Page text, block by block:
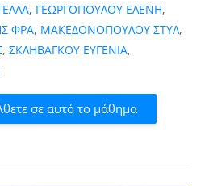
, ΓΕΩΡΓΟΠΟΥΛΟΥ ΕΛΕΝΗ,
ΦΡΑ, ΜΑΚΕΔΟΝΟΠΟΥΛΟΥ ΣΤΥΛ,
, ΣΚΛΗΒΑΓΚΟΥ ΕΥΓΕΝΙΑ,
σε αυτό το μάθημα